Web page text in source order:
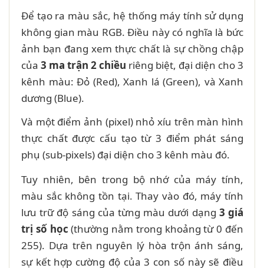
Để tạo ra màu sắc, hệ thống máy tính sử dụng
không gian màu RGB. Điều này có nghĩa là bức
ảnh bạn đang xem thực chất là sự chồng chập
của 3 ma trận 2 chiều riêng biệt, đại diện cho 3
kênh màu: Đỏ (Red), Xanh lá (Green), và Xanh
dương (Blue).
Và một điểm ảnh (pixel) nhỏ xíu trên màn hình
thực chất được cấu tạo từ 3 điểm phát sáng
phụ (sub-pixels) đại diện cho 3 kênh màu đó.
Tuy nhiên, bên trong bộ nhớ của máy tính,
màu sắc không tồn tại. Thay vào đó, máy tính
lưu trữ độ sáng của từng màu dưới dạng 3 giá
trị số học (thường nằm trong khoảng từ 0 đến
255). Dựa trên nguyên lý hòa trộn ánh sáng,
sự kết hợp cường độ của 3 con số này sẽ điều